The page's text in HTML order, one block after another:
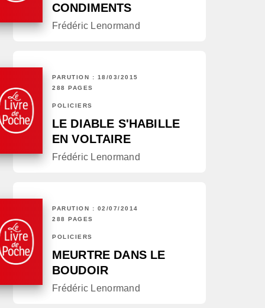
CONDIMENTS
Frédéric Lenormand
PARUTION : 18/03/2015
288 PAGES
POLICIERS
LE DIABLE S'HABILLE
EN VOLTAIRE
Frédéric Lenormand
PARUTION : 02/07/2014
288 PAGES
POLICIERS
MEURTRE DANS LE
BOUDOIR
Frédéric Lenormand